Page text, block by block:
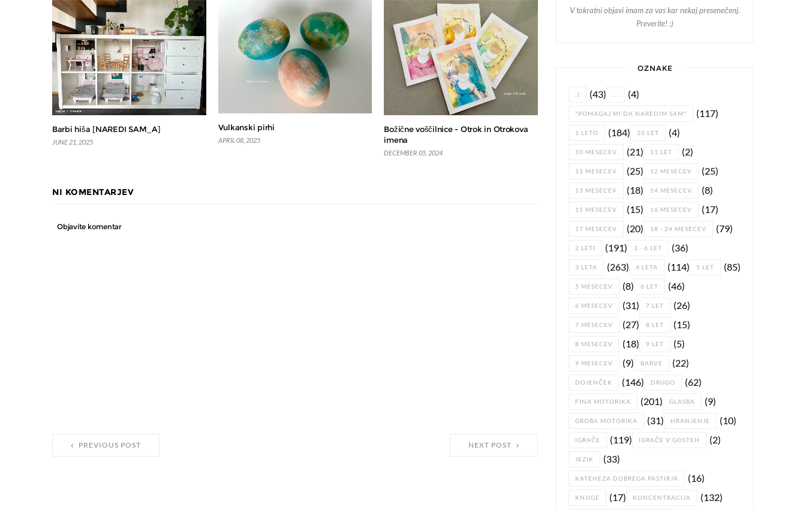
Barbi hiša [NAREDI SAM_A]
JUNE 21, 2025
Vulkanski pirhi
APRIL 08, 2025
Božične voščilnice - Otrok in Otrokova
imena
DECEMBER 05, 2024
NI KOMENTARJEV
Objavite komentar
NEXT POST
PREVIOUS POST
V tokratni objavi imam za vas kar nekaj presenečenj.
Preverite! :)
OZNAKE
:) (43) ... (4)
"POMAGAJ MI DA NAREDIM SAM" (117)
1 LETO (184) 10 LET (4)
10 MESECEV (21) 11 LET (2)
11 MESECEV (25) 12 MESECEV (25)
13 MESECEV (18) 14 MESECEV (8)
15 MESECEV (15) 16 MESECEV (17)
17 MESECEV (20) 18 - 24 MESECEV (79)
2 LETI (191) 3 - 6 LET (36)
3 LETA (263) 4 LETA (114) 5 LET (85)
5 MESECEV (8) 6 LET (46)
6 MESECEV (31) 7 LET (26)
7 MESECEV (27) 8 LET (15)
8 MESECEV (18) 9 LET (5)
9 MESECEV (9) BARVE (22)
DOJENČEK (146) DRUGO (62)
FINA MOTORIKA (201) GLASBA (9)
GROBA MOTORIKA (31) HRANJENJE (10)
IGRAČE (119) IGRAČE V GOSTEH (2)
JEZIK (33)
KATEHEZA DOBREGA PASTIRJA (16)
KNJIGE (17) KONCENTRACIJA (132)